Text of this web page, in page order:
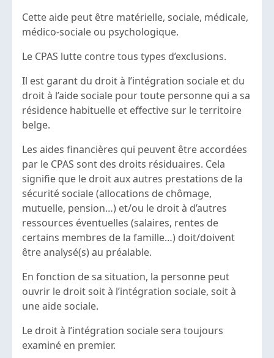
Cette aide peut être matérielle, sociale, médicale,
médico-sociale ou psychologique.
Le CPAS lutte contre tous types d’exclusions.
Il est garant du droit à l’intégration sociale et du
droit à l’aide sociale pour toute personne qui a sa
résidence habituelle et effective sur le territoire
belge.
Les aides financières qui peuvent être accordées
par le CPAS sont des droits résiduaires. Cela
signifie que le droit aux autres prestations de la
sécurité sociale (allocations de chômage,
mutuelle, pension…) et/ou le droit à d’autres
ressources éventuelles (salaires, rentes de
certains membres de la famille…) doit/doivent
être analysé(s) au préalable.
En fonction de sa situation, la personne peut
ouvrir le droit soit à l’intégration sociale, soit à
une aide sociale.
Le droit à l’intégration sociale sera toujours
examiné en premier.